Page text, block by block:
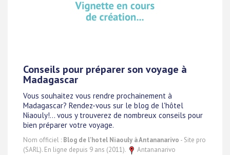
Conseils pour préparer son voyage à
Madagascar
Vous souhaitez vous rendre prochainement à
Madagascar? Rendez-vous sur le blog de l'hôtel
Niaouly!... vous y trouverez de nombreux conseils pour
bien préparer votre voyage.
Nom officiel : Blog de l'hotel Niaouly à Antananarivo - Site pro
(SARL). En ligne depuis 9 ans (2011).
Antananarivo